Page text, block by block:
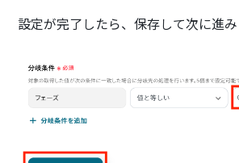
設定が完了したら、保存して次に進み